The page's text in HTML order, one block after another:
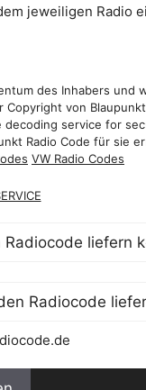
jeweiligen Radio
des Inhabers und
von
decoding service for
Radio Code für sie
VW Radio Codes